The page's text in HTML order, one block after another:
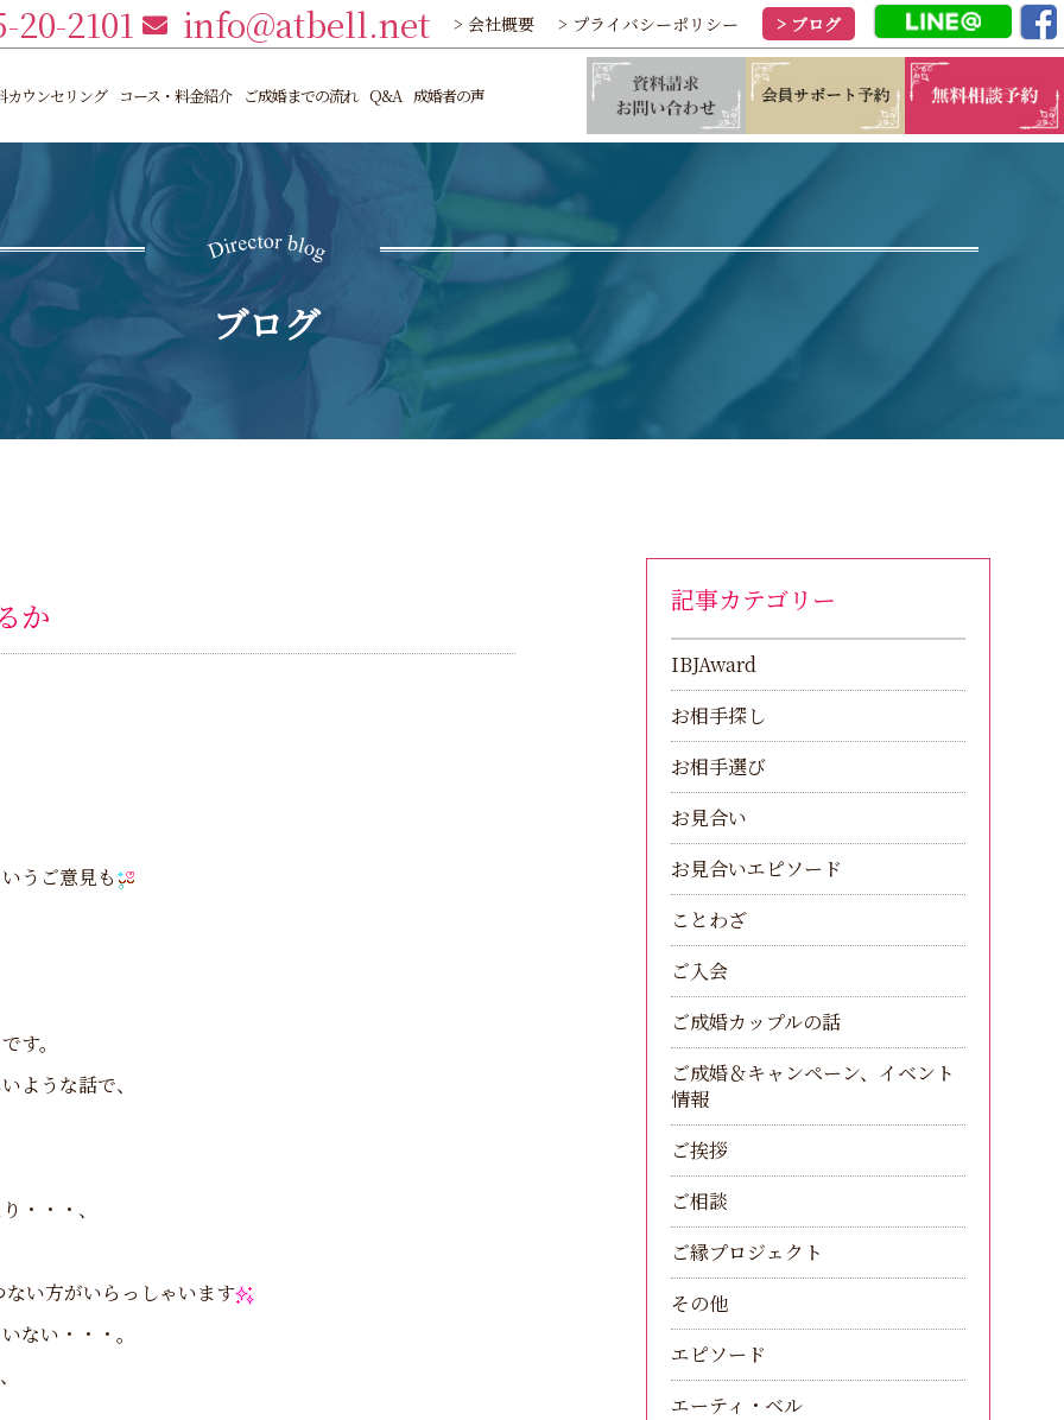
20-2101 info@atbell.net > 会社概要 > プライバシーポリシー > ブログ
カウンセリング コース・料金紹介 ご成婚までの流れ Q&A 成婚者の声
ブログ
か
うご意見も
す。
ような話で、
・・・、
い方がいらっしゃいます
ない・・・。
記事カテゴリー
IBJAward
お相手探し
お相手選び
お見合い
お見合いエピソード
ことわざ
ご入会
ご成婚カップルの話
ご成婚＆キャンペーン、イベント
情報
ご挨拶
ご相談
ご縁プロジェクト
その他
エピソード
エーティ・ベル